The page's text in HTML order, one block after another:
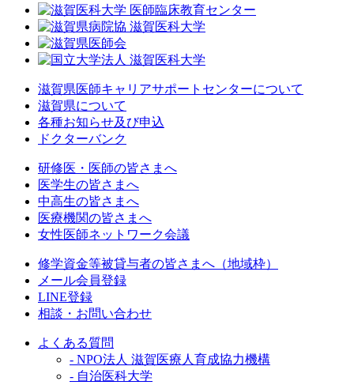
滋賀県医師キャリアサポートセンターについて
滋賀県について
各種お知らせ及び申込
ドクターバンク
研修医・医師の皆さまへ
医学生の皆さまへ
中高生の皆さまへ
医療機関の皆さまへ
女性医師ネットワーク会議
修学資金等被貸与者の皆さまへ（地域枠）
メール会員登録
LINE登録
相談・お問い合わせ
よくある質問
- NPO法人 滋賀医療人育成協力機構
- 自治医科大学